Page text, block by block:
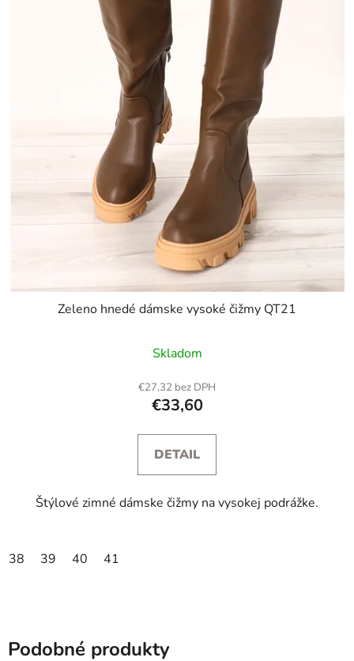
Zeleno hnedé dámske vysoké čižmy QT21
Skladom
€27,32 bez DPH
€33,60
DETAIL
Štýlové zimné dámske čižmy na vysokej podrážke.
38 39 40 41
Podobné produkty